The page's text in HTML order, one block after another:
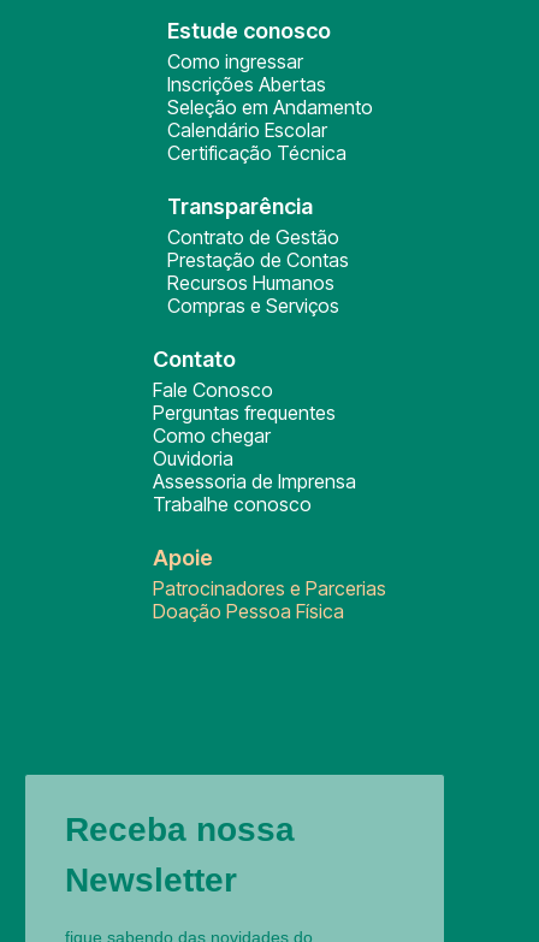
Estude conosco
Como ingressar
Inscrições Abertas
Seleção em Andamento
Calendário Escolar
Certificação Técnica
Transparência
Contrato de Gestão
Prestação de Contas
Recursos Humanos
Compras e Serviços
Contato
Fale Conosco
Perguntas frequentes
Como chegar
Ouvidoria
Assessoria de Imprensa
Trabalhe conosco
Apoie
Patrocinadores e Parcerias
Doação Pessoa Física